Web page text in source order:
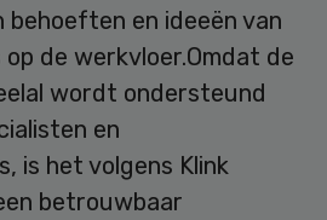
en ideeën van
de werkvloer.Omdat de
wordt ondersteund
en
is het volgens Klink
betrouwbaar